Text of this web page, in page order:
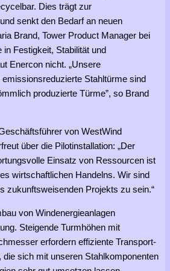
Dies trägt zur
senkt den Bedarf an neuen
Brand, Tower Product Manager bei
Festigkeit, Stabilität und
Enercon nicht. „Unsere
Stahltürme sind
produzierte Türme”, so Brand
von WestWind
über die Pilotinstallation: „Der
Einsatz von Ressourcen ist
wirtschaftlichen Handelns. Wir sind
zukunftsweisenden Projekts zu sein.“
von Windenergieanlagen
Steigende Turmhöhen mit
erfordern effiziente Transport-
die sich mit unseren Stahlkomponenten